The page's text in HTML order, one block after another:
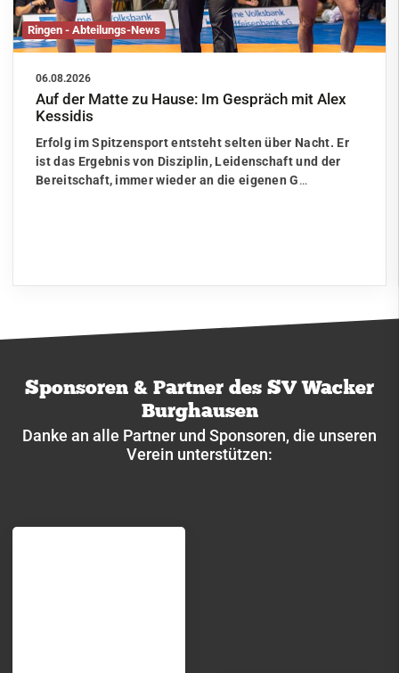
Ringen - Abteilungs-News
06.08.2026
Auf der Matte zu Hause: Im Gespräch mit Alex
Kessidis
Erfolg im Spitzensport entsteht selten über Nacht. Er
ist das Ergebnis von Disziplin, Leidenschaft und der
Bereitschaft, immer wieder an die eigenen G…
Sponsoren & Partner des SV Wacker
Burghausen
Danke an alle Partner und Sponsoren, die unseren
Verein unterstützen: